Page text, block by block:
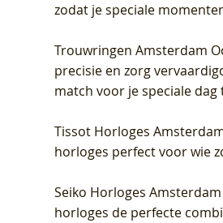
zodat je speciale
Trouwringen Amsterdam
precisie en zorg
match voor je speciale dag
Tissot Horloges
horloges perfect voor wie
Seiko Horloges
horloges de perfecte